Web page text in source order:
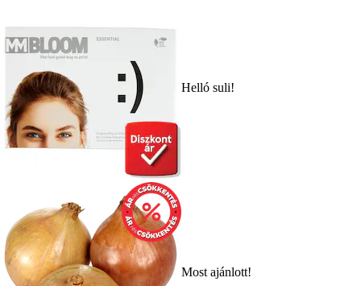
Helló suli!
Most ajánlott!